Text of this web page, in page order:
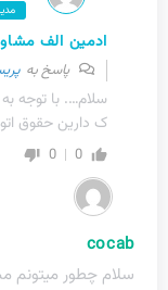
ادمین الف
پاسخ به
سلام…. با توجه
ک دارین حقوق
0
0
cocab
سلام چطور میتونم